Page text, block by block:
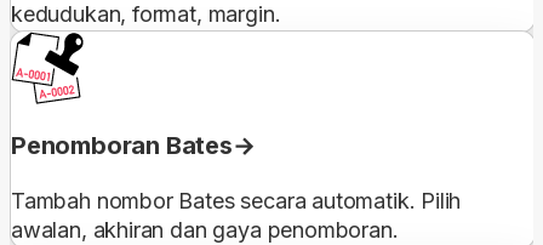
kedudukan, format, margin.
Penomboran Bates
Tambah nombor Bates secara automatik. Pilih
awalan, akhiran dan gaya penomboran.